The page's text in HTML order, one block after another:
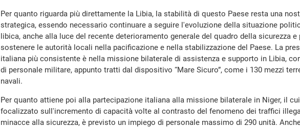
Per quanto riguarda più direttamente la Libia, la stabilità di questo Paese resta una
strategica, essendo necessario continuare a seguire l'evoluzione della situazione
libica, anche alla luce del recente deterioramento generale del quadro della sicurezza e
sostenere le autorità locali nella pacificazione e nella stabilizzazione del Paese. La
italiana più consistente è nella missione bilaterale di assistenza e supporto in Libia,
di personale militare, appunto tratti dal dispositivo “Mare Sicuro”, come i 130 mezzi
navali.
Per quanto attiene poi alla partecipazione italiana alla missione bilaterale in Niger, il
focalizzato sull'incremento di capacità volte al contrasto del fenomeno dei traffici
minacce alla sicurezza, è previsto un impiego di personale massimo di 290 unità.